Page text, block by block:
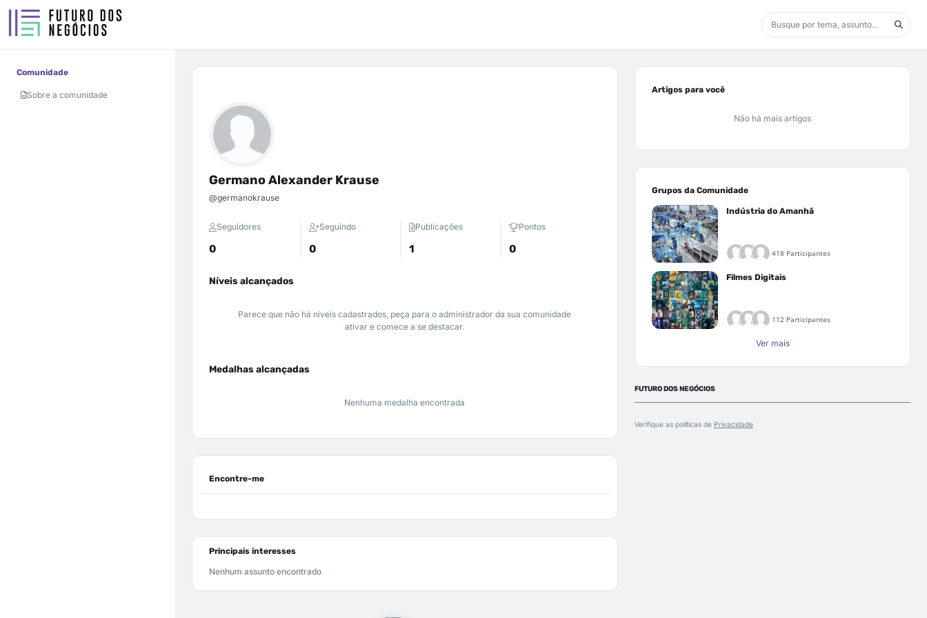
Comunidade
Sobre a comunidade
Germano Alexander Krause
@germanokrause
Seguidores
0
Seguindo
0
Publicações
1
Pontos
0
Níveis alcançados
Parece que não há níveis cadastrados, peça para o administrador da sua comunidade
ativar e comece a se destacar.
Medalhas alcançadas
Nenhuma medalha encontrada
Encontre-me
Principais interesses
Nenhum assunto encontrado
Artigos para você
Não há mais artigos
Grupos da Comunidade
Indústria do Amanhã
418 Participantes
Filmes Digitais
112 Participantes
Ver mais
FUTURO DOS NEGÓCIOS
Verifique as políticas de Privacidade